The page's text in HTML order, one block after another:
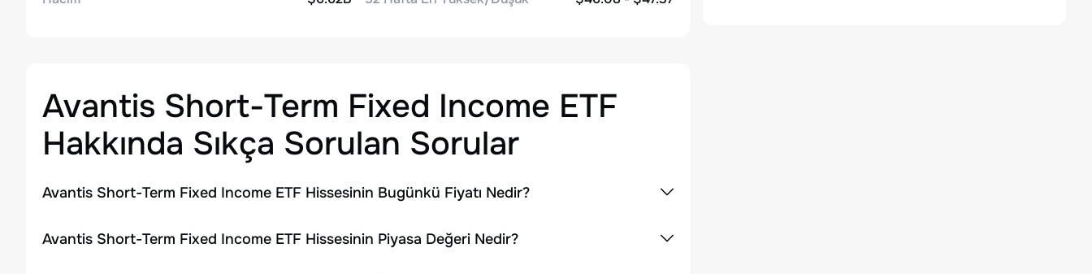
Avantis Short-Term Fixed Income ETF
Hakkında Sıkça Sorulan Sorular
Avantis Short-Term Fixed Income ETF Hissesinin Bugünkü Fiyatı Nedir?
Avantis Short-Term Fixed Income ETF Hissesinin Piyasa Değeri Nedir?